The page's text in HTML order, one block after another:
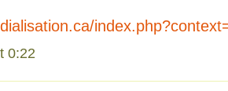
0:22